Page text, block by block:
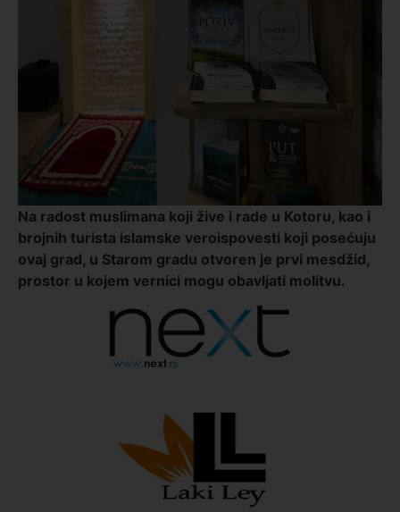
Na radost muslimana koji žive i rade u Kotoru, kao i
brojnih turista islamske veroispovesti koji posećuju
ovaj grad, u Starom gradu otvoren je prvi mesdžid,
prostor u kojem vernici mogu obavljati molitvu.